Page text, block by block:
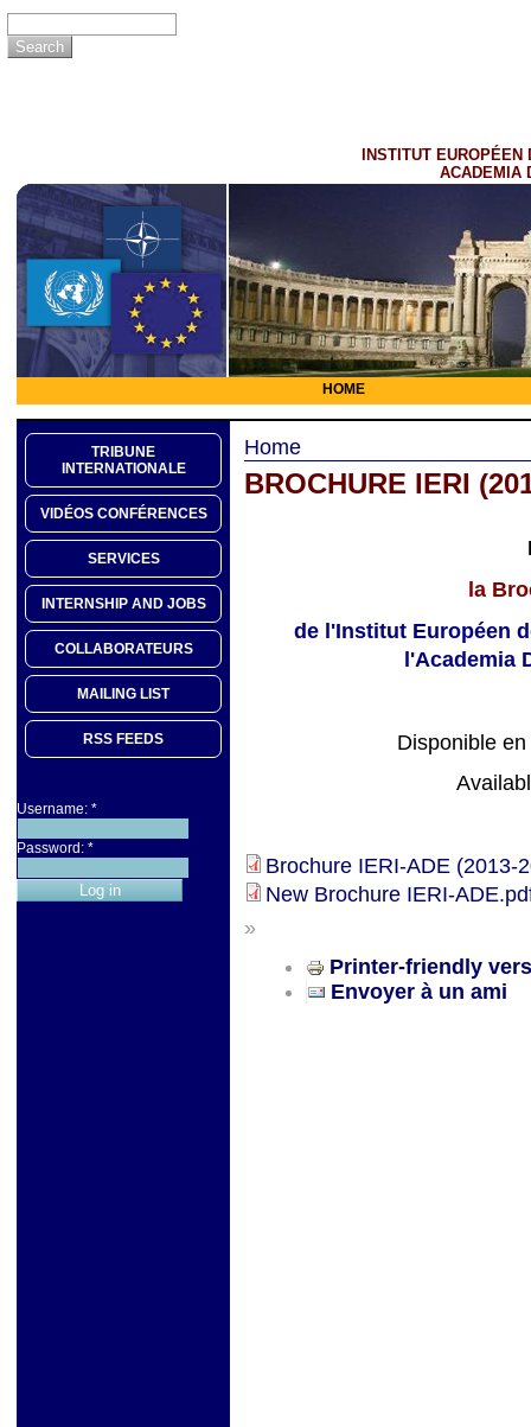
INSTITUT EUROPÉEN
ACADEMIA
HOME
TRIBUNE
INTERNATIONALE
VIDÉOS CONFÉRENCES
SERVICES
INTERNSHIP AND JOBS
COLLABORATEURS
MAILING LIST
RSS FEEDS
Username: *
Password: *
Home
BROCHURE IERI
la
de l'Institut Européen
l'Academia
Disponible
Brochure IERI-ADE (2013-
New Brochure IERI-
»
Printer-friendly
Envoyer à un ami